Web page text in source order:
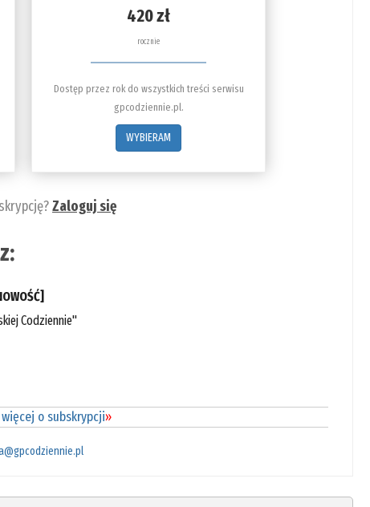
420 zł
rocznie
Dostęp przez rok do wszystkich treści serwisu
gpcodziennie.pl.
WYBIERAM
Zaloguj się
Codziennie"
o subskrypcji»